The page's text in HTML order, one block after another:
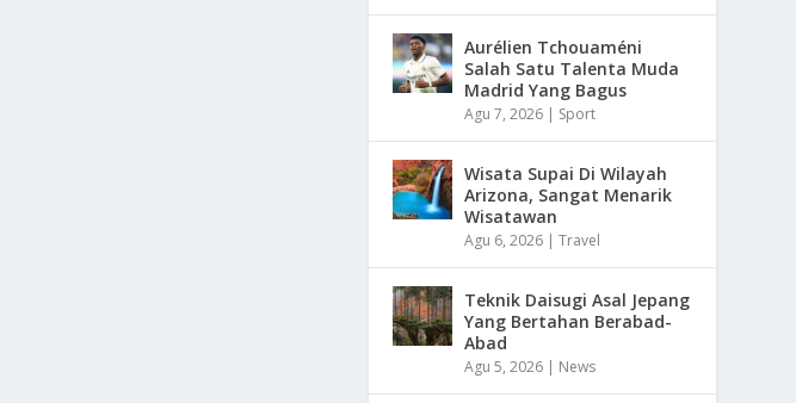
Aurélien Tchouaméni
Salah Satu Talenta Muda
Madrid Yang Bagus
Agu 7, 2026 | Sport
Wisata Supai Di Wilayah
Arizona, Sangat Menarik
Wisatawan
Agu 6, 2026 |Travel
Teknik Daisugi Asal Jepang
Yang Bertahan Berabad-
Abad
Agu 5, 2026 | News